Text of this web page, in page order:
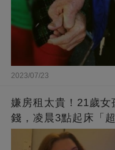
2023/07/23
嫌房租太貴！21歲
錢，凌晨3點起床「